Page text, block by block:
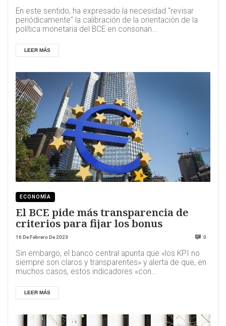
En este sentido, ha expresado la necesidad "revisar
periódicamente" la calibración de la orientación de la
política monetaria del BCE en consonan...
LEER MÁS
ECONOMÍA
El BCE pide más transparencia de
criterios para fijar los bonus
16 De Febrero De 2023 0
Sin embargo, el banco central apunta que «los KPI no
siempre son claros y transparentes» y alerta de que, en
muchos casos, estos indicadores «con...
LEER MÁS